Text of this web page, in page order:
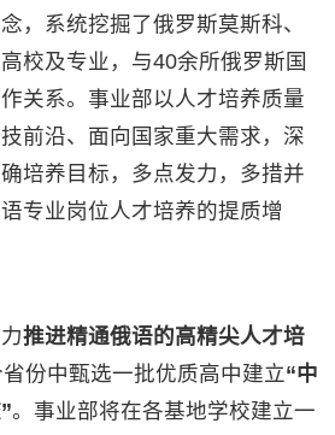
，系统挖掘了俄罗斯莫斯科、
校及专业，与40余所俄罗斯国
关系。事业部以人才培养质量
前沿、面向国家重大需求，深
培养目标，多点发力，多措并
专业岗位人才培养的提质增
推进精通俄语的高精尖人才培
份中甄选一批优质高中建立“中
。事业部将在各基地学校建立一